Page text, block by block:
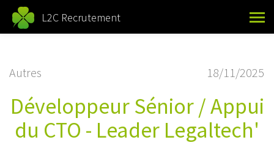
L2C Recrutement
Autres 18/11/2025
Développeur Sénior / Appui
du CTO - Leader Legaltech'